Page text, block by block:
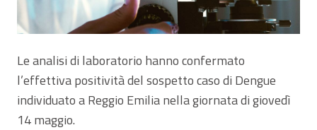
Le analisi di laboratorio hanno confermato
l’effettiva positività del sospetto caso di Dengue
individuato a Reggio Emilia nella giornata di giovedì
14 maggio.